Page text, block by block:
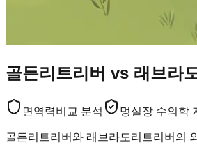
골든리트리버 vs 래브라
면역력비교 분석 멍실장 수의학
골든리트리버와 래브라도리트리버의